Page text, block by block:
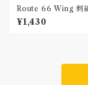
Route 66 Wing 刺
Patch
¥1,430